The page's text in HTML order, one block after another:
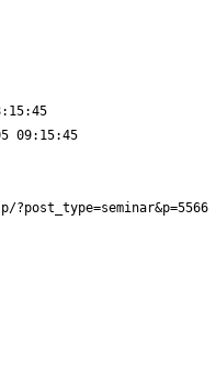
09:15:45
?post_type=seminar&p=5566